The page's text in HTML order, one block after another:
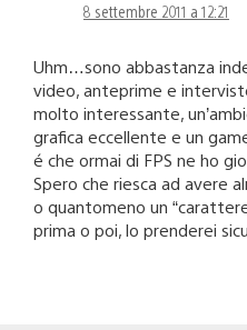
8 settembre 2011 a 12:21
Uhm…sono abbastanza
video, anteprime e
molto interessante,
grafica eccellente e un
é che ormai di FPS ne ho
Spero che riesca ad avere
o quantomeno un
prima o poi, lo prenderei